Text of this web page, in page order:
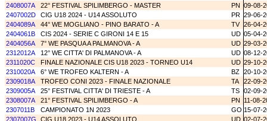
2408007A
22° FESTIVAL SPILIMBERGO - MASTER PN 09-08-
2407002D
CIG U18 2024 - U14 ASSOLUTO PR 29-06-
2404089A
44° WE MOGLIANO - PINO BARATO - A TV 26-04-
2404061B
CIS 2024 - SERIE C GIRONI 14 E 15 UD 05-04-
2404056A
7° WE PASQUA A PALMANOVA - A UD 29-03-
2312012A
12° WE CITTA' DI PALMANOVA - A UD 08-12-
2311020C
FINALE NAZIONALE CIS U18 2023 - TORNEO U14 UD 29-10-
2310020A
6° WE TROFEO KALTERN - A BZ 20-10-
2309018A
TROFEO CONI 2023 - FINALE NAZIONALE TA
22-09-
2309005A
25° FESTIVAL CITTA' DI TRIESTE - A TS 02-09-
2308007A
21° FESTIVAL SPILIMBERGO - A PN
11-08-
2307011B
CAMPIONATO 1N 2023 GO 15-07-
2307007G
CIG U18 2023 - U14 ASSOLUTO UD 02-07-